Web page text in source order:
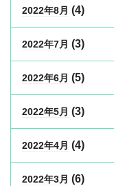
2022年8月 (4)
2022年7月 (3)
2022年6月 (5)
2022年5月 (3)
2022年4月 (4)
2022年3月 (6)